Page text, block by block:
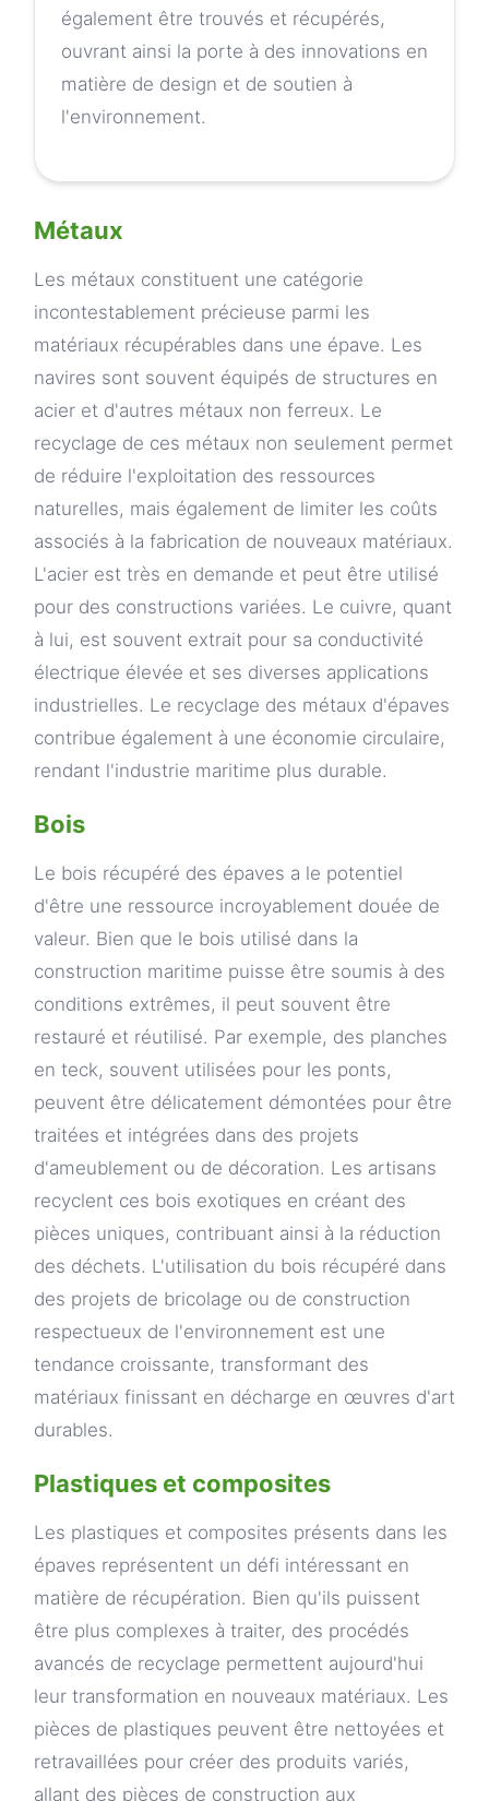
également être trouvés et récupérés,
ouvrant ainsi la porte à des innovations en
matière de design et de soutien à
l'environnement.
Métaux
Les métaux constituent une catégorie
incontestablement précieuse parmi les
matériaux récupérables dans une épave. Les
navires sont souvent équipés de structures en
acier et d'autres métaux non ferreux. Le
recyclage de ces métaux non seulement permet
de réduire l'exploitation des ressources
naturelles, mais également de limiter les coûts
associés à la fabrication de nouveaux matériaux.
L'acier est très en demande et peut être utilisé
pour des constructions variées. Le cuivre, quant
à lui, est souvent extrait pour sa conductivité
électrique élevée et ses diverses applications
industrielles. Le recyclage des métaux d'épaves
contribue également à une économie circulaire,
rendant l'industrie maritime plus durable.
Bois
Le bois récupéré des épaves a le potentiel
d'être une ressource incroyablement douée de
valeur. Bien que le bois utilisé dans la
construction maritime puisse être soumis à des
conditions extrêmes, il peut souvent être
restauré et réutilisé. Par exemple, des planches
en teck, souvent utilisées pour les ponts,
peuvent être délicatement démontées pour être
traitées et intégrées dans des projets
d'ameublement ou de décoration. Les artisans
recyclent ces bois exotiques en créant des
pièces uniques, contribuant ainsi à la réduction
des déchets. L'utilisation du bois récupéré dans
des projets de bricolage ou de construction
respectueux de l'environnement est une
tendance croissante, transformant des
matériaux finissant en décharge en œuvres d'art
durables.
Plastiques et composites
Les plastiques et composites présents dans les
épaves représentent un défi intéressant en
matière de récupération. Bien qu'ils puissent
être plus complexes à traiter, des procédés
avancés de recyclage permettent aujourd'hui
leur transformation en nouveaux matériaux. Les
pièces de plastiques peuvent être nettoyées et
retravaillées pour créer des produits variés,
allant des pièces de construction aux